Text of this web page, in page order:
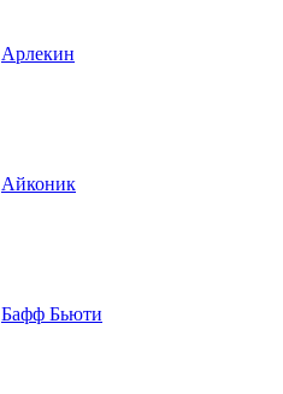
Арлекин
Айконик
Бафф Бьюти